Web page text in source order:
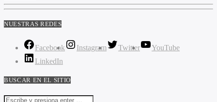
NUESTRAS REDES
Facebook Instagram Twitter
YouTube
LinkedIn
BUSCAR EN EL SITIO